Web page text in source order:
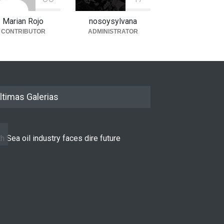
Marian Rojo
CONTRIBUTOR
nosoysylvana
ADMINISTRATOR
Galerias
Sea oil industry faces dire future